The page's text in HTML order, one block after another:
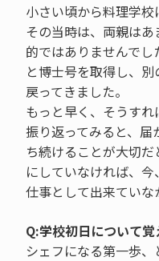
小さい頃から料理学校
その当時は、両親は
的ではありませんで
と博士号を取得し、
戻ってきました。
もっと早く、そうすれ
振り返ってみると、
ち続けることが大切
にしていなければ、
仕事として出来ていな
Q:学校初日について
シェフになる第一歩